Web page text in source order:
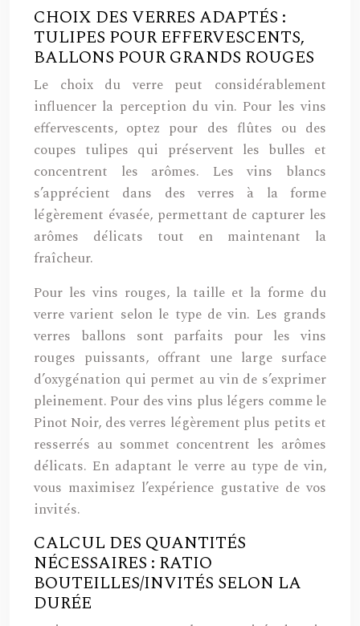
CHOIX DES VERRES ADAPTÉS :
TULIPES POUR EFFERVESCENTS,
BALLONS POUR GRANDS ROUGES
Le choix du verre peut considérablement
influencer la perception du vin. Pour les vins
effervescents, optez pour des flûtes ou des
coupes tulipes qui préservent les bulles et
concentrent les arômes. Les vins blancs
s’apprécient dans des verres à la forme
légèrement évasée, permettant de capturer les
arômes délicats tout en maintenant la
fraîcheur.
Pour les vins rouges, la taille et la forme du
verre varient selon le type de vin. Les grands
verres ballons sont parfaits pour les vins
rouges puissants, offrant une large surface
d’oxygénation qui permet au vin de s’exprimer
pleinement. Pour des vins plus légers comme le
Pinot Noir, des verres légèrement plus petits et
resserrés au sommet concentrent les arômes
délicats. En adaptant le verre au type de vin,
vous maximisez l’expérience gustative de vos
invités.
CALCUL DES QUANTITÉS
NÉCESSAIRES : RATIO
BOUTEILLES/INVITÉS SELON LA
DURÉE